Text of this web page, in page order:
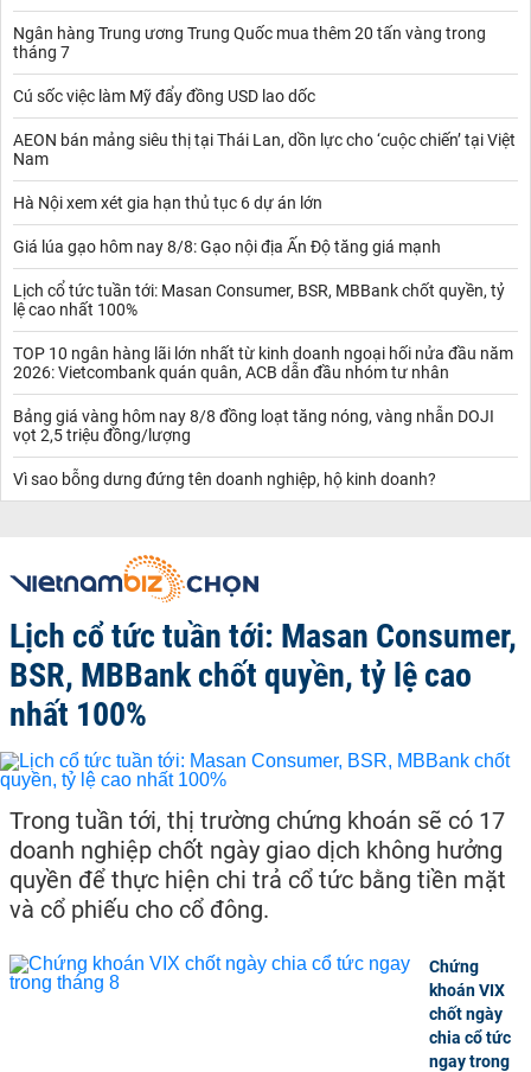
Ngân hàng Trung ương Trung Quốc mua thêm 20 tấn vàng trong
tháng 7
Cú sốc việc làm Mỹ đẩy đồng USD lao dốc
AEON bán mảng siêu thị tại Thái Lan, dồn lực cho ‘cuộc chiến’ tại Việt
Nam
Hà Nội xem xét gia hạn thủ tục 6 dự án lớn
Giá lúa gạo hôm nay 8/8: Gạo nội địa Ấn Độ tăng giá mạnh
Lịch cổ tức tuần tới: Masan Consumer, BSR, MBBank chốt quyền, tỷ
lệ cao nhất 100%
TOP 10 ngân hàng lãi lớn nhất từ kinh doanh ngoại hối nửa đầu năm
2026: Vietcombank quán quân, ACB dẫn đầu nhóm tư nhân
Bảng giá vàng hôm nay 8/8 đồng loạt tăng nóng, vàng nhẫn DOJI
vọt 2,5 triệu đồng/lượng
Vì sao bỗng dưng đứng tên doanh nghiệp, hộ kinh doanh?
Lịch cổ tức tuần tới: Masan Consumer,
BSR, MBBank chốt quyền, tỷ lệ cao
nhất 100%
Trong tuần tới, thị trường chứng khoán sẽ có 17
doanh nghiệp chốt ngày giao dịch không hưởng
quyền để thực hiện chi trả cổ tức bằng tiền mặt
và cổ phiếu cho cổ đông.
Chứng
khoán VIX
chốt ngày
chia cổ tức
ngay trong